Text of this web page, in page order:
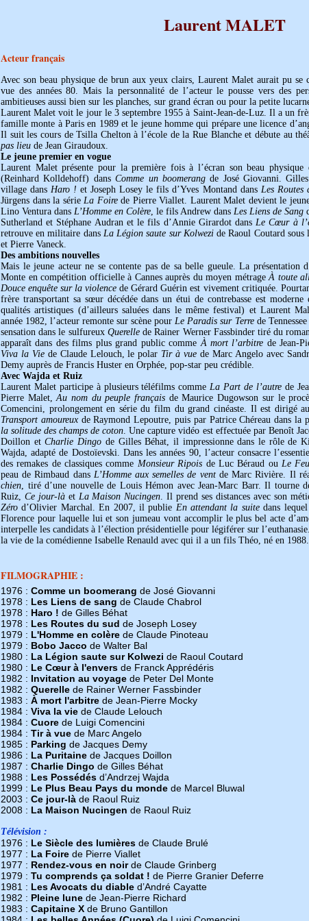
Laurent MALET
Acteur français
Avec son beau physique de brun aux yeux clairs, Laurent Malet aurait pu se
vue des années 80. Mais la personnalité de l’acteur le pousse vers des
ambitieuses aussi bien sur les planches, sur grand écran ou pour la petite
Laurent Malet voit le jour le 3 septembre 1955 à Saint-Jean-de-Luz. Il a un
famille monte à Paris en 1989 et le jeune homme qui prépare une licence
Il suit les cours de Tsilla Chelton à l’école de la Rue Blanche et débute au
pas lieu de Jean Giraudoux.
Le jeune premier en vogue
Laurent Malet présente pour la première fois à l’écran son beau
(Reinhard Kolldehoff) dansComme un boomerangde José Giovanni.
village dansHaro ! et Joseph Losey le fils d’Yves Montand dans Les Routes
Jürgens dans la série La Foirede Pierre Viallet. Laurent Malet devient le
Lino Ventura dans L’Homme en Colère, le fils Andrew dans Les Liens de Sang
Sutherland et Stéphane Audran et le fils d’Annie Girardot dansLe Cœur à
retrouve en militaire dans La Légion saute sur Kolwezide Raoul Coutard sous
et Pierre Vaneck.
Des ambitions nouvelles
Mais le jeune acteur ne se contente pas de sa belle gueule. La présentation
Monte en compétition officielle à Cannes auprès du moyen métrageÀ toute
Douce enquête sur la violence de Gérard Guérin est vivement critiquée.
frère transportant sa sœur décédée dans un étui de contrebasse est
qualités artistiques (d’ailleurs saluées dans le même festival) et Laurent
année 1982, l’acteur remonte sur scène pourLe Paradis sur Terrede
sensation dans le sulfureux Querellede Rainer Werner Fassbinder tiré du
apparaît dans des films plus grand public commeÀ mort l’arbitre de Jean-
Viva la Viede Claude Lelouch, le polar Tir à vue de Marc Angelo avec
Demy auprès de Francis Huster en Orphée, pop-star peu crédible.
Avec Wajda et Ruiz
Laurent Malet participe à plusieurs téléfilms commeLa Part de l’autrede
Pierre Malet,Au nom du peuple français de Maurice Dugowson sur le
Comencini, prolongement en série du film du grand cinéaste. Il est dirigé
Transport amoureuxde Raymond Lepoutre, puis par Patrice Chéreau dans la
la solitude des champs de coton. Une capture vidéo est effectuée par Benoît
Doillon etCharlie Dingo de Gilles Béhat, il impressionne dans le rôle de
Wajda, adapté de Dostoïevski. Dans les années 90, l’acteur consacre
des remakes de classiques comme Monsieur Ripois de Luc Béraud ouLe
peau de Rimbaud dans L’Homme aux semelles de ventde Marc Rivière. Il
chien, tiré d’une nouvelle de Louis Hémon avec Jean-Marc Barr. Il tourne
Ruiz, Ce jour-làet La Maison Nucingen. Il prend ses distances avec son
Zéro d’Olivier Marchal. En 2007, il publie En attendant la suitedans
Florence pour laquelle lui et son jumeau vont accomplir le plus bel acte
interpelle les candidats à l’élection présidentielle pour légiférer sur
la vie de la comédienne Isabelle Renauld avec qui il a un fils Théo, né en 1988.
FILMOGRAPHIE :
1976 : Comme un boomerang de José Giovanni
1978 : Les Liens de sang de Claude Chabrol
1978 : Haro ! de Gilles Béhat
1978 : Les Routes du sud de Joseph Losey
1979 : L'Homme en colère de Claude Pinoteau
1979 : Bobo Jacco de Walter Bal
1980 : La Légion saute sur Kolwezi de Raoul Coutard
1980 : Le Cœur à l'envers de Franck Apprédéris
1982 : Invitation au voyage de Peter Del Monte
1982 : Querelle de Rainer Werner Fassbinder
1983 : À mort l'arbitre de Jean-Pierre Mocky
1984 : Viva la vie de Claude Lelouch
1984 : Cuore de Luigi Comencini
1984 : Tir à vue de Marc Angelo
1985 : Parking de Jacques Demy
1986 : La Puritaine de Jacques Doillon
1987 : Charlie Dingo de Gilles Béhat
1988 : Les Possédés d’Andrzej Wajda
1999 : Le Plus Beau Pays du monde de Marcel Bluwal
2003 : Ce jour-là de Raoul Ruiz
2008 : La Maison Nucingen de Raoul Ruiz
Télévision :
1976 : Le Siècle des lumières de Claude Brulé
1977 : La Foire de Pierre Viallet
1977 : Rendez-vous en noirde Claude Grinberg
1979 : Tu comprends ça soldat ! de Pierre Granier Deferre
1981 : Les Avocats du diable d’André Cayatte
1982 : Pleine lune de Jean-Pierre Richard
1983 : Capitaine X de Bruno Gantillon